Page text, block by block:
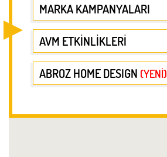
MARKA KAMPANYALARI
AVM ETKİNLİKLERİ
ABROZ HOME DESIGN (YENİ)